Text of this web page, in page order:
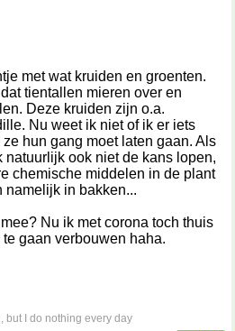
met wat kruiden en groenten.
tientallen mieren over en
Deze kruiden zijn o.a.
Nu weet ik niet of ik er iets
hun gang moet laten gaan. Als
ook niet de kans lopen,
chemische middelen in de plant
namelijk in bakken...
Nu ik met corona toch thuis
gaan verbouwen haha.
but I do nothing every day